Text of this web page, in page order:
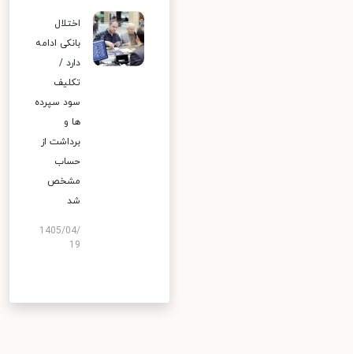
اختلال
بانکی ادامه
دارد /
تکلیف
سود سپرده
ها و
برداشت از
حساب
مشخص
شد
1405/04/
19